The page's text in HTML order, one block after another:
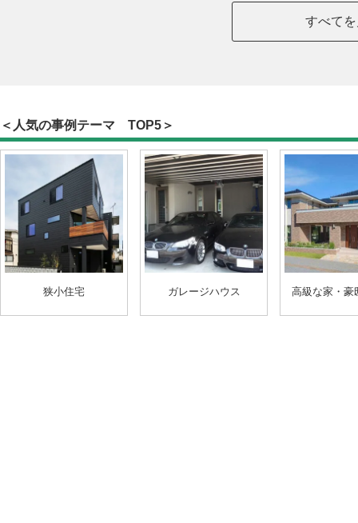
すべて
＜人気の事例テーマ TOP5＞
狭小住宅 ガレージハウス 高級な家・豪